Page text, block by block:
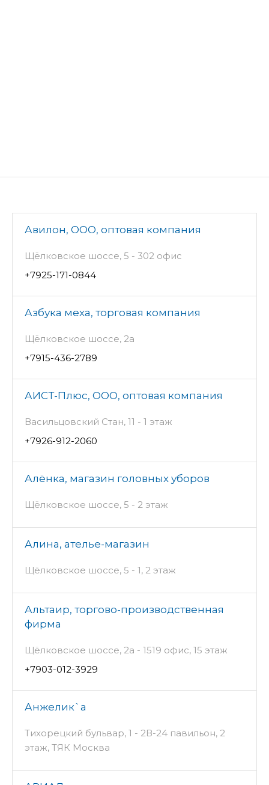
Авилон, ООО, оптовая компания
Щёлковское шоссе, 5 - 302 офис
+7925-171-0844
Азбука меха, торговая компания
Щёлковское шоссе, 2а
+7915-436-2789
АИСТ-Плюс, ООО, оптовая компания
Васильцовский Стан, 11 - 1 этаж
+7926-912-2060
Алёнка, магазин головных уборов
Щёлковское шоссе, 5 - 2 этаж
Алина, ателье-магазин
Щёлковское шоссе, 5 - 1, 2 этаж
Альтаир, торгово-производственная
фирма
Щёлковское шоссе, 2а - 1519 офис, 15 этаж
+7903-012-3929
Анжелик`а
Тихорецкий бульвар, 1 - 2В-24 павильон, 2
этаж, ТЯК Москва